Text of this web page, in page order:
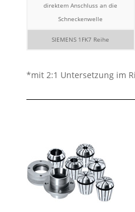
direktem Anschluss an die
Schneckenwelle
SIEMENS 1FK7 Reihe
*mit 2:1 Untersetzung im